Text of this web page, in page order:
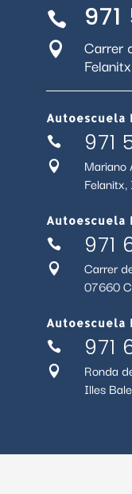


Carrer
Autoescuela
 971

Mariano
Autoescuela
 971

Carrer
07660
Autoescuela
 971

Ronda
Illes